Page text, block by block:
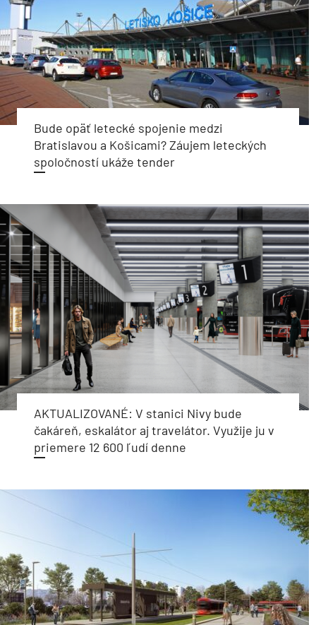
Bude opäť letecké spojenie medzi
Bratislavou a Košicami? Záujem leteckých
spoločností ukáže tender
AKTUALIZOVANÉ: V stanici Nivy bude
čakáreň, eskalátor aj travelátor. Využije ju v
priemere 12 600 ľudí denne